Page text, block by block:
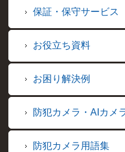
保証・保守サービス
お役立ち資料
お困り解決例
防犯カメラ・AIカメ
防犯カメラ用語集